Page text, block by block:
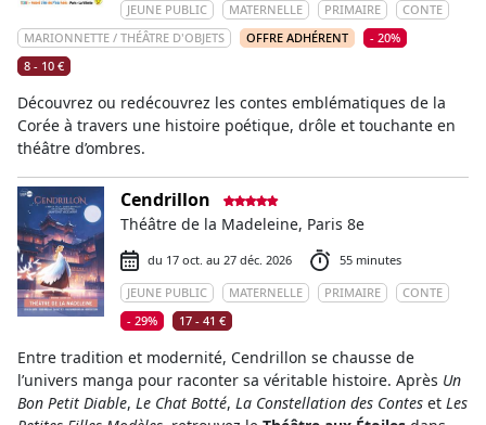
JEUNE PUBLIC
MATERNELLE PRIMAIRE
CONTE
MARIONNETTE / THÉÂTRE D'OBJETS
OFFRE ADHÉRENT
- 20%
8 - 10 €
Découvrez ou redécouvrez les contes emblématiques de la
Corée à travers une histoire poétique, drôle et touchante en
théâtre d’ombres.
Cendrillon
Théâtre de la Madeleine, Paris 8e
du 17 oct. au 27 déc. 2026
55 minutes
JEUNE PUBLIC
MATERNELLE PRIMAIRE
CONTE
- 29%
17 - 41 €
Entre tradition et modernité, Cendrillon se chausse de
l’univers manga pour raconter sa véritable histoire. Après Un
Bon Petit Diable, Le Chat Botté, La Constellation des Contes et Les